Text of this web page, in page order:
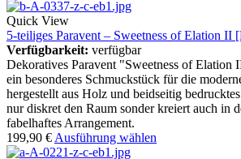
Quick View
5-teiliges Paravent – Sweetness of Elation II
Verfügbarkeit: verfügbar
Dekoratives Paravent "Sweetness of
ein besonderes Schmuckstück für die
hergestellt aus Holz und beidseitig
nur diskret den Raum sonder kreiert auch in
fabelhaftes Arrangement.
199,90 € Ausführung wählen